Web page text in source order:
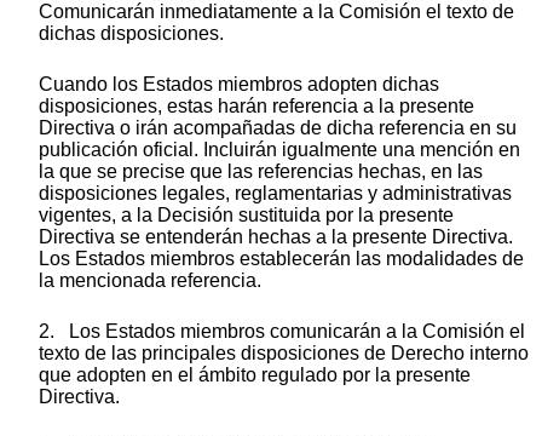
Comunicarán inmediatamente a la Comisión el texto de
dichas disposiciones.
Cuando los Estados miembros adopten dichas
disposiciones, estas harán referencia a la presente
Directiva o irán acompañadas de dicha referencia en su
publicación oficial. Incluirán igualmente una mención en
la que se precise que las referencias hechas, en las
disposiciones legales, reglamentarias y administrativas
vigentes, a la Decisión sustituida por la presente
Directiva se entenderán hechas a la presente Directiva.
Los Estados miembros establecerán las modalidades de
la mencionada referencia.
2. Los Estados miembros comunicarán a la Comisión el
texto de las principales disposiciones de Derecho interno
que adopten en el ámbito regulado por la presente
Directiva.